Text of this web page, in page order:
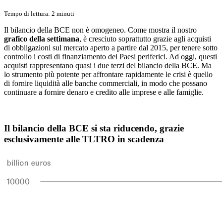
Tempo di lettura: 2 minuti
Il bilancio della BCE non è omogeneo. Come mostra il nostro
grafico della settimana, è cresciuto soprattutto grazie agli acquisti
di obbligazioni sul mercato aperto a partire dal 2015, per tenere sotto
controllo i costi di finanziamento dei Paesi periferici. Ad oggi, questi
acquisti rappresentano quasi i due terzi del bilancio della BCE. Ma
lo strumento più potente per affrontare rapidamente le crisi è quello
di fornire liquidità alle banche commerciali, in modo che possano
continuare a fornire denaro e credito alle imprese e alle famiglie.
Il bilancio della BCE si sta riducendo, grazie
esclusivamente alle TLTRO in scadenza